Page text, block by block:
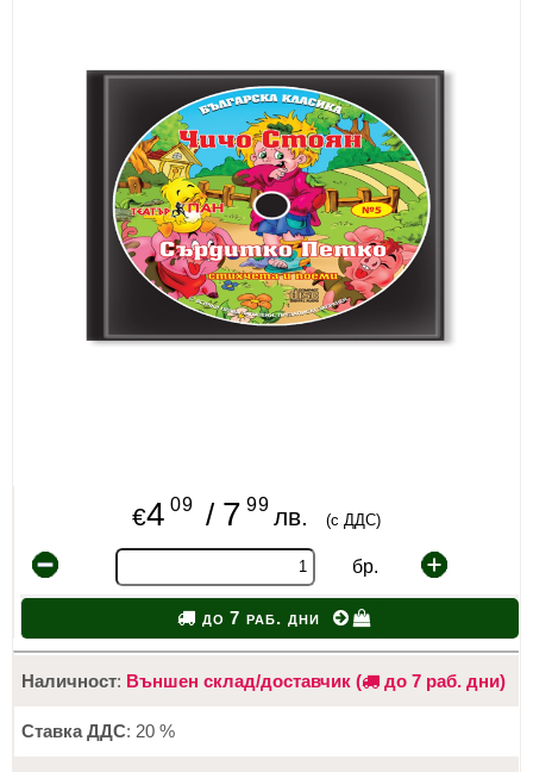
СПОРТ
МЕБЕЛИ И ОБОРУДВАНЕ
КАНЦЕЛАРСКИ МАТЕРИАЛИ
КНИГИ И УЧЕБНИЦИ
БДП
НОВИ
ИНСТРУМЕНТИ
€4 09 / 7 99 лв. (с ДДС)
бр.
до 7 раб. дни
Наличност: Външен склад/доставчик ( до 7 раб. дни)
Ставка ДДС: 20 %